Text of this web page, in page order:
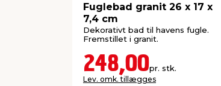
Fuglebad granit 26 x 17 x
7,4 cm
Dekorativt bad til havens fugle.
Fremstillet i granit.
248,00pr. stk.
Lev. omk. tillægges